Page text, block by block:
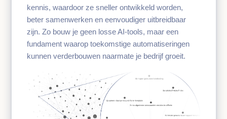
kennis, waardoor ze sneller ontwikkeld worden,
beter samenwerken en eenvoudiger uitbreidbaar
zijn. Zo bouw je geen losse AI-tools, maar een
fundament waarop toekomstige automatiseringen
kunnen verderbouwen naarmate je bedrijf groeit.